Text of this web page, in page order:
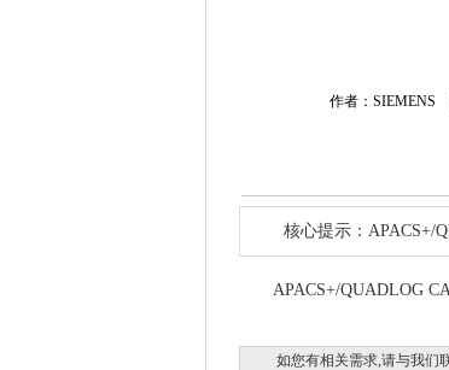
作者：SIEMENS
核心提示：APACS+/
APACS+/QUADLOG
如您有相关需求,请与我们